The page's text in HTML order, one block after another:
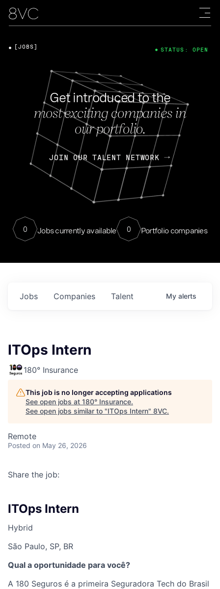
Get introduced to the
most exciting companies in
our portfolio.
JOIN OUR TALENT NETWORK
0 Jobs currently available 0 Portfolio companies
[JOBS] STATUS: OPEN
Jobs Companies Talent My alerts
ITOps Intern
180° Insurance
This job is no longer accepting applications
See open jobs at 180° Insurance.
See open jobs similar to "ITOps Intern" 8VC.
Remote
Posted on May 26, 2026
Share the job:
ITOps Intern
Hybrid
São Paulo, SP, BR
Qual a oportunidade para você?
A 180 Seguros é a primeira Seguradora Tech do Brasil